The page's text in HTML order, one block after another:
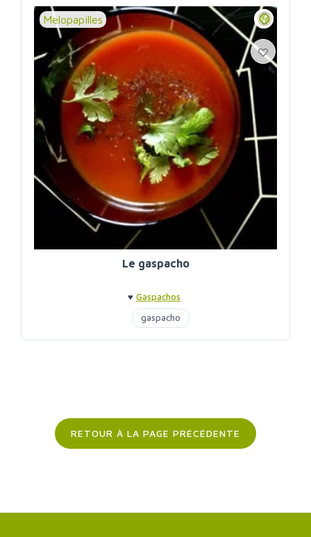
Melopapilles
Le gaspacho
♥ Gaspachos
gaspacho
RETOUR À LA PAGE PRÉCÉDENTE